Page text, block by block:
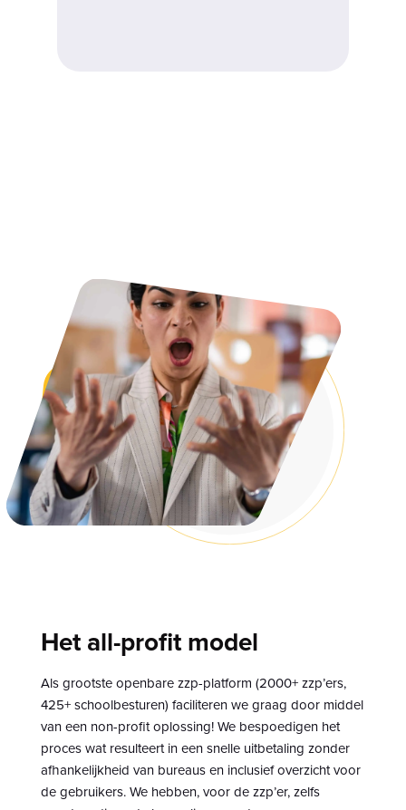
Het all-profit model
Als grootste openbare zzp-platform (2000+ zzp’ers,
425+ schoolbesturen) faciliteren we graag door middel
van een non-profit oplossing! We bespoedigen het
proces wat resulteert in een snelle uitbetaling zonder
afhankelijkheid van bureaus en inclusief overzicht voor
de gebruikers. We hebben, voor de zzp’er, zelfs